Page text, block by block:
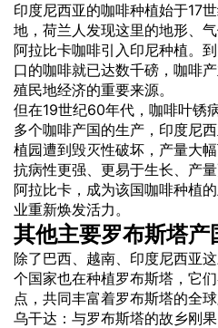
印度尼西亚的咖啡种植始于17
地，荷兰人发现这里的地形、
阿拉比卡咖啡引入印尼种植。
口的咖啡就已达数千磅，咖啡
殖民地经济的重要来源。
但在19世纪60年代，咖啡叶锈
多个咖啡产国的生产，印度尼
植园遭到毁灭性破坏，产量大
抗病性更强、更易于生长、产
阿拉比卡，成为该国咖啡种植
业重新焕发活力。
其他主要罗布斯塔产
除了巴西、越南、印度尼西亚
个国家也在种植罗布斯塔，它
点，共同丰富着罗布斯塔的全球
乌干达：与罗布斯塔的故乡刚